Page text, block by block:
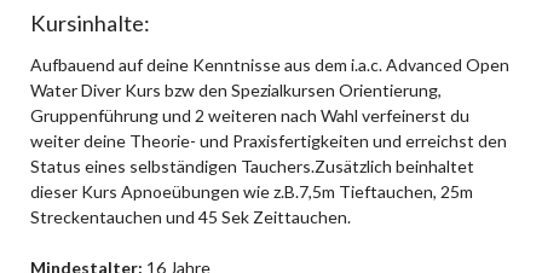
Kursinhalte:
Aufbauend auf deine Kenntnisse aus dem i.a.c. Advanced Open
Water Diver Kurs bzw den Spezialkursen Orientierung,
Gruppenführung und 2 weiteren nach Wahl verfeinerst du
weiter deine Theorie- und Praxisfertigkeiten und erreichst den
Status eines selbständigen Tauchers.Zusätzlich beinhaltet
dieser Kurs Apnoeübungen wie z.B.7,5m Tieftauchen, 25m
Streckentauchen und 45 Sek Zeittauchen.
Mindestalter: 16 Jahre